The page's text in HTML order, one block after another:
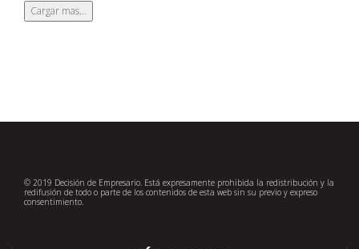
Cargar mas...
© 2019 Decisión de Empresario. Está expresamente prohibida la redistribución y la
redifusión de todo o parte de los contenidos de esta web sin su previo y expreso
consentimiento.